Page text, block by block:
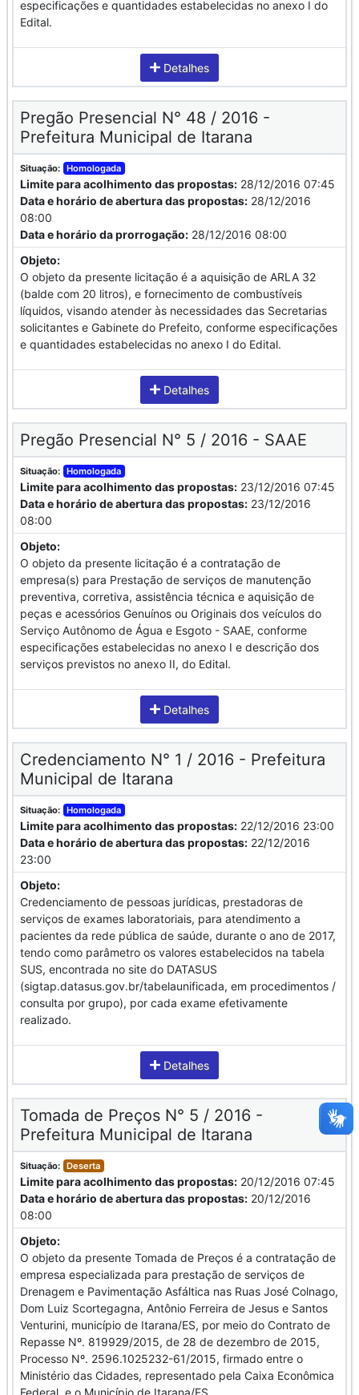
especificações e quantidades estabelecidas no anexo I do
Edital.
Detalhes
Pregão Presencial N° 48 / 2016 -
Prefeitura Municipal de Itarana
Situação: Homologada
Limite para acolhimento das propostas: 28/12/2016 07:45
Data e horário de abertura das propostas: 28/12/2016
08:00
Data e horário da prorrogação: 28/12/2016 08:00
Objeto:
O objeto da presente licitação é a aquisição de ARLA 32
(balde com 20 litros), e fornecimento de combustíveis
líquidos, visando atender às necessidades das Secretarias
solicitantes e Gabinete do Prefeito, conforme especificações
e quantidades estabelecidas no anexo I do Edital.
Detalhes
Pregão Presencial N° 5 / 2016 - SAAE
Situação: Homologada
Limite para acolhimento das propostas: 23/12/2016 07:45
Data e horário de abertura das propostas: 23/12/2016
08:00
Objeto:
O objeto da presente licitação é a contratação de
empresa(s) para Prestação de serviços de manutenção
preventiva, corretiva, assistência técnica e aquisição de
peças e acessórios Genuínos ou Originais dos veículos do
Serviço Autônomo de Água e Esgoto - SAAE, conforme
especificações estabelecidas no anexo I e descrição dos
serviços previstos no anexo II, do Edital.
Detalhes
Credenciamento N° 1 / 2016 - Prefeitura
Municipal de Itarana
Situação: Homologada
Limite para acolhimento das propostas: 22/12/2016 23:00
Data e horário de abertura das propostas: 22/12/2016
23:00
Objeto:
Credenciamento de pessoas jurídicas, prestadoras de
serviços de exames laboratoriais, para atendimento a
pacientes da rede pública de saúde, durante o ano de 2017,
tendo como parâmetro os valores estabelecidos na tabela
SUS, encontrada no site do DATASUS
(sigtap.datasus.gov.br/tabelaunificada, em procedimentos /
consulta por grupo), por cada exame efetivamente
realizado.
Detalhes
Tomada de Preços N° 5 / 2016 -
Prefeitura Municipal de Itarana
Situação: Deserta
Limite para acolhimento das propostas: 20/12/2016 07:45
Data e horário de abertura das propostas: 20/12/2016
08:00
Objeto:
O objeto da presente Tomada de Preços é a contratação de
empresa especializada para prestação de serviços de
Drenagem e Pavimentação Asfáltica nas Ruas José Colnago,
Dom Luiz Scortegagna, Antônio Ferreira de Jesus e Santos
Venturini, município de Itarana/ES, por meio do Contrato de
Repasse Nº. 819929/2015, de 28 de dezembro de 2015,
Processo Nº. 2596.1025232-61/2015, firmado entre o
Ministério das Cidades, representado pela Caixa Econômica
Federal, e o Município de Itarana/ES.